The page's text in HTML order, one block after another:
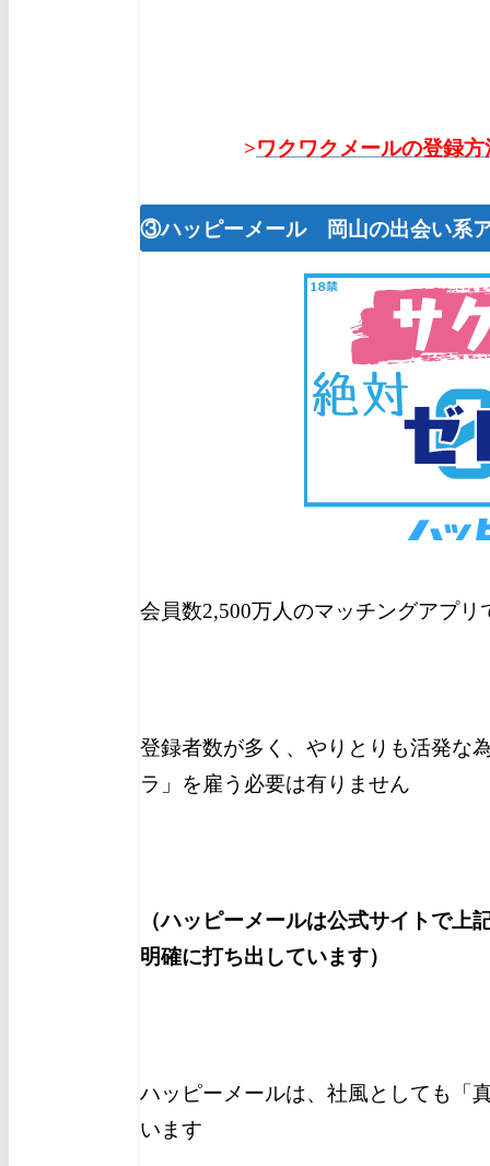
>ワクワクメールの登録
③ハッピーメール 岡山の出会い系
会員数2,500万人のマッチングアプ
登録者数が多く、やりとりも活発な
ラ」を雇う必要は有りません
（ハッピーメールは公式サイトで上
明確に打ち出しています）
ハッピーメールは、社風としても「
います